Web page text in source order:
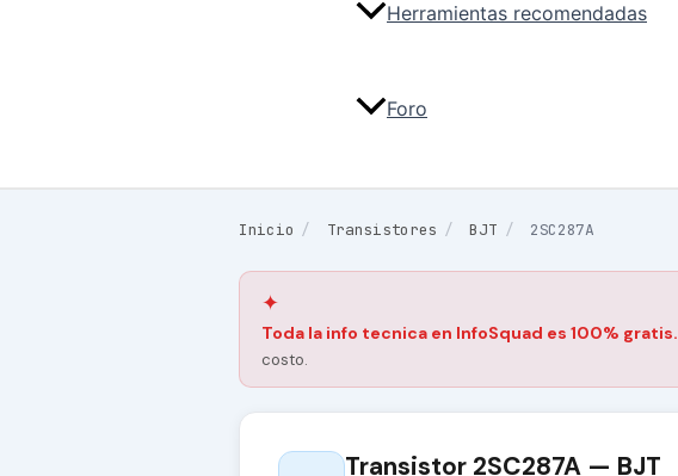
Herramientas recomendadas
Foro
Inicio / Transistores / BJT / 2SC287A
✦
Toda la info tecnica en InfoSquad es 100% gratis.
costo.
Transistor 2SC287A — BJT